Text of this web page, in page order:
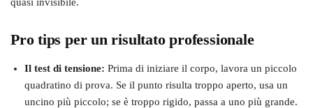
Pro tips per un risultato professionale
Il test di tensione: Prima di iniziare il corpo, lavora un piccolo
quadratino di prova. Se il punto risulta troppo aperto, usa un
uncino più piccolo; se è troppo rigido, passa a uno più grande.